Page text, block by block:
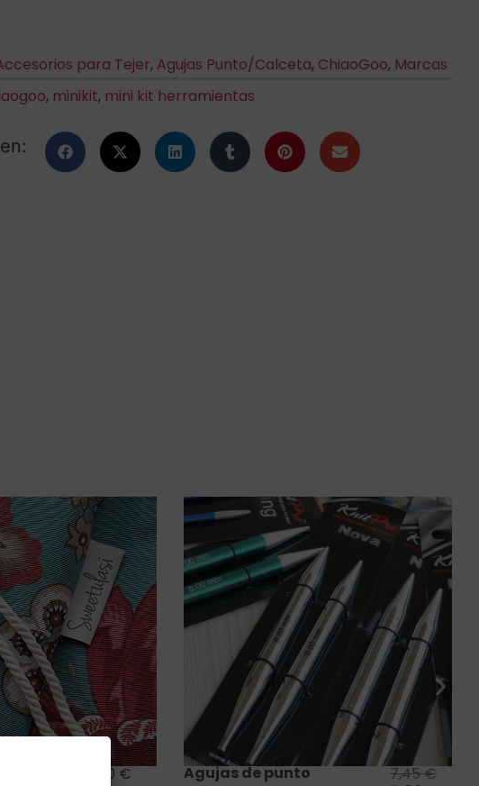
para Tejer, Agujas Punto/Calceta, ChiaoGoo, Marcas
, minikit, mini kit herramientas
más
7,45€
Saber más
Protector agujas tricot y
4,50€